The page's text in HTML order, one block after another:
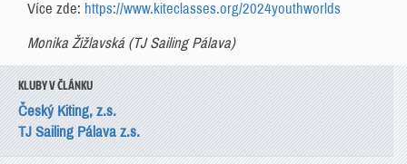
Více zde: https://www.kiteclasses.org/2024youthworlds
Monika Žižlavská (TJ Sailing Pálava)
KLUBY V ČLÁNKU
Český Kiting, z.s.
TJ Sailing Pálava z.s.